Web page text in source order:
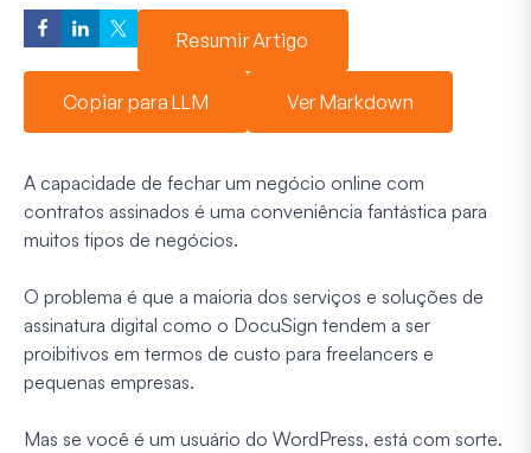
Resumir Artigo
Copiar para LLM Ver Markdown
A capacidade de fechar um negócio online com
contratos assinados é uma conveniência fantástica para
muitos tipos de negócios.
O problema é que a maioria dos serviços e soluções de
assinatura digital como o DocuSign tendem a ser
proibitivos em termos de custo para freelancers e
pequenas empresas.
Mas se você é um usuário do WordPress, está com sorte.